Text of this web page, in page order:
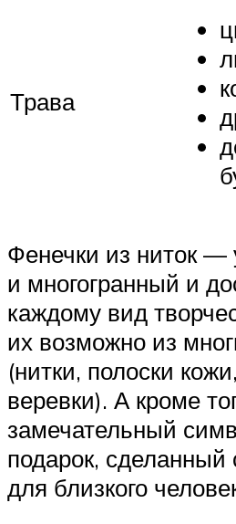
Трава
Фенечки из ниток —
и многогранный и
каждому вид
их возможно из
(нитки, полоски
веревки). А кроме
замечательный
подарок,
для близкого